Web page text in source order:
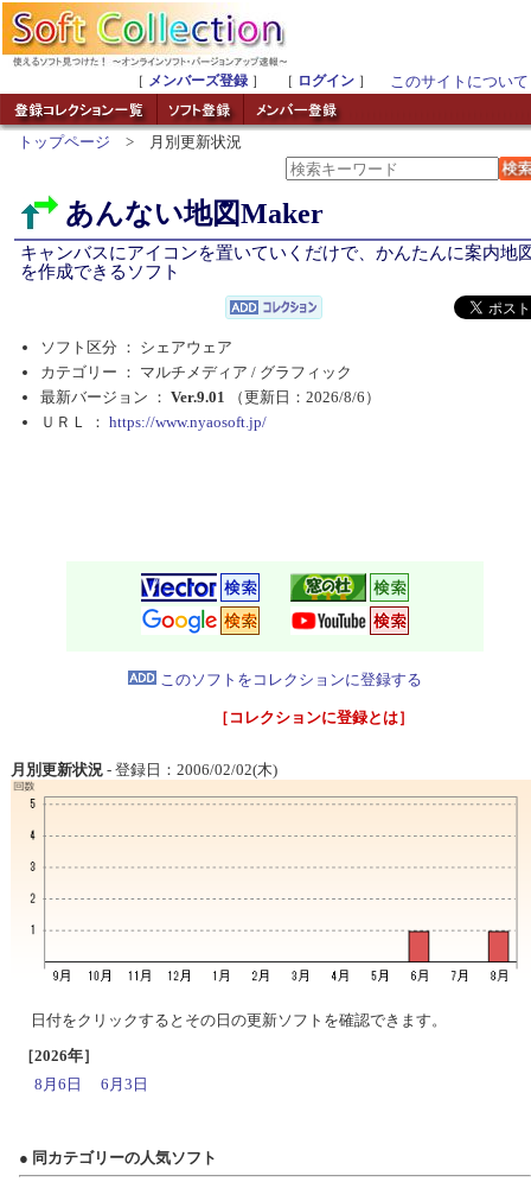
［ メンバーズ登録 ］ ［ ログイン ］ このサイトについて
トップページ > 月別更新状況
あんない地図Maker
キャンバスにアイコンを置いていくだけで、かんたんに案内地
を作成できるソフト
ソフト区分 ： シェアウェア
カテゴリー ： マルチメディア / グラフィック
最新バージョン ： Ver.9.01 （更新日：2026/8/6）
ＵＲＬ ： https://www.nyaosoft.jp/
このソフトをコレクションに登録する
［コレクションに登録とは］
月別更新状況 - 登録日：2006/02/02(木)
日付をクリックするとその日の更新ソフトを確認できます。
［2026年］
8月6日
6月3日
● 同カテゴリーの人気ソフト